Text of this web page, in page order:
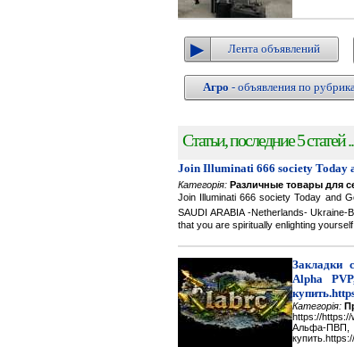
Лента объявлений
Агро - объявления по
Статьи, последние 5 статей
Join Illuminati 666 society Today
Категорія: Различные товары для
Join Illuminati 666 society Today and
SAUDI ARABIA -Netherlands- Ukraine-
that you are spiritually enlighting
Закладки
Alpha
Категорія:
https://
Альфа-ПВП,